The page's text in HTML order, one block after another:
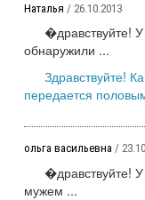
Наталья / 26.10.2013
�дравствуйте!
обнаружили ...
Здравствуйте!
передается
ольга васильевна /
�дравствуйте!
мужем ...